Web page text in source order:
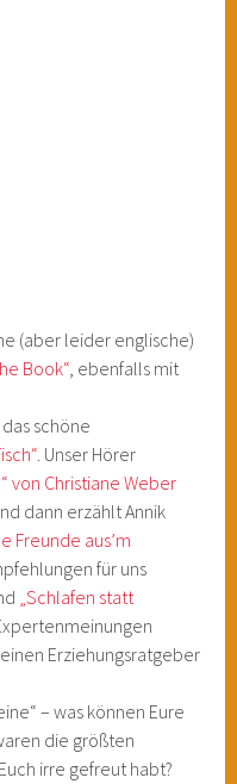
(aber leider englische)
Book“, ebenfalls mit
schöne
. Unser Hörer
von Christiane Weber
dann erzählt Annik
Freunde aus’m
für uns
„Schlafen statt
Erziehungsratgeber
– was können Eure
die größten
irre gefreut habt?